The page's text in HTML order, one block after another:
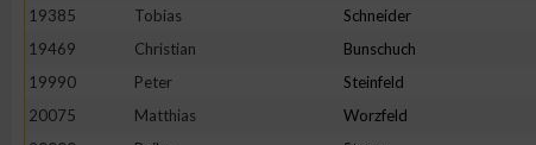
19385
Tobias Schneider
19469
Christian Bunschuch
19990
Peter Steinfeld
20075
Matthias Worzfeld